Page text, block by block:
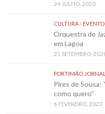
24 JULHO, 2020
CULTURA/EVENTO
Orquestra de
em Lagoa
25 SETEMBRO,
PORTIMÃO JORNAL
Pires de
como quero”
6 FEVEREIRO, 2023